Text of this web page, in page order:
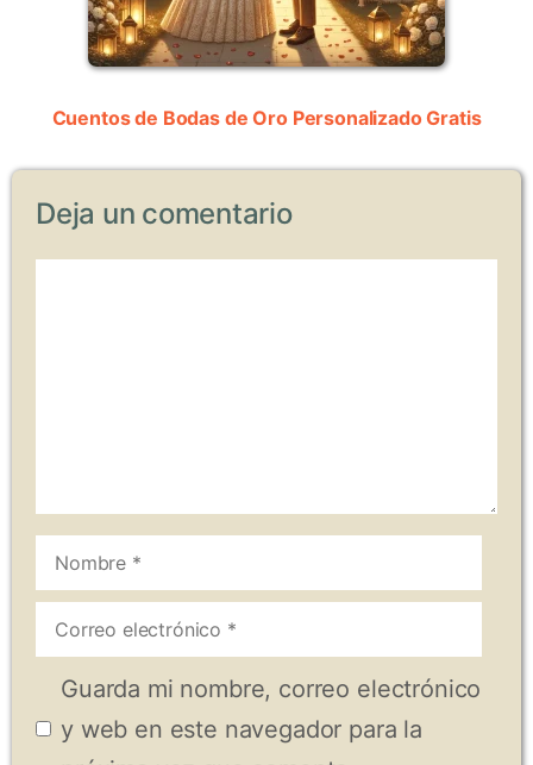
Cuentos de Bodas de Oro Personalizado Gratis
Deja un comentario
Nombre
Correo
electrónico
Guarda mi nombre, correo electrónico
y web en este navegador para la